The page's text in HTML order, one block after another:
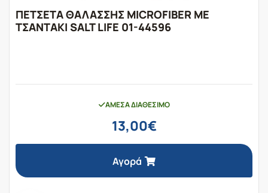
ΠΕΤΣΕΤΑ ΘΑΛΑΣΣΗΣ MICROFIBER ΜΕ
ΤΣΑΝΤΑΚΙ SALT LIFE 01-44596
ΆΜΕΣΑ ΔΙΑΘΈΣΙΜΟ
13,00€
Αγορά